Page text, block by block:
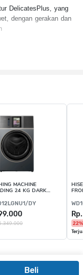
DelicatesPlus, yang
dengan gerakan dan
kebutuhan
Beli
MACHINE
24 KG DARK
DY
22%